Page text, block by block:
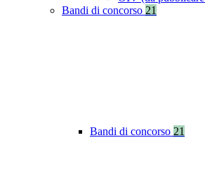
Bandi di concorso 21
Bandi di concorso 21